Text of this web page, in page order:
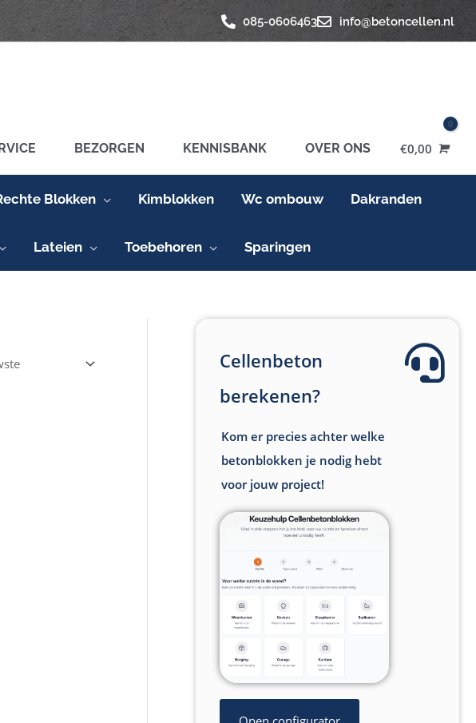
085-0606463 info@betoncellen.nl
BEZORGEN KENNISBANK OVER ONS €0,00
Blokken Kimblokken Wc ombouw Dakranden
Lateien Toebehoren Sparingen
Cellenbeton
berekenen?
Kom er precies achter welke
betonblokken je nodig hebt
voor jouw project!